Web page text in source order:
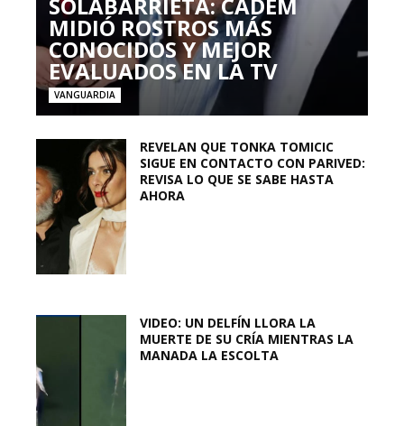
MIDIÓ ROSTROS MÁS
CONOCIDOS Y MEJOR
EVALUADOS EN LA TV
VANGUARDIA
REVELAN QUE TONKA TOMICIC
SIGUE EN CONTACTO CON PARIVED:
REVISA LO QUE SE SABE HASTA
AHORA
VIDEO: UN DELFÍN LLORA LA
MUERTE DE SU CRÍA MIENTRAS LA
MANADA LA ESCOLTA